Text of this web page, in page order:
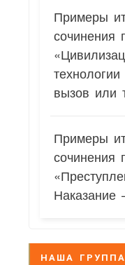
Примеры
сочинения
вызов или
Примеры
сочинения
Наказание
НАША